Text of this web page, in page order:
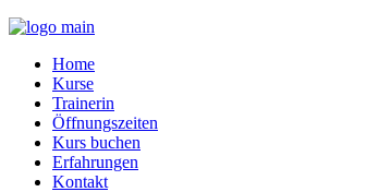
Home
Kurse
Trainerin
Öffnungszeiten
Kurs buchen
Erfahrungen
Kontakt